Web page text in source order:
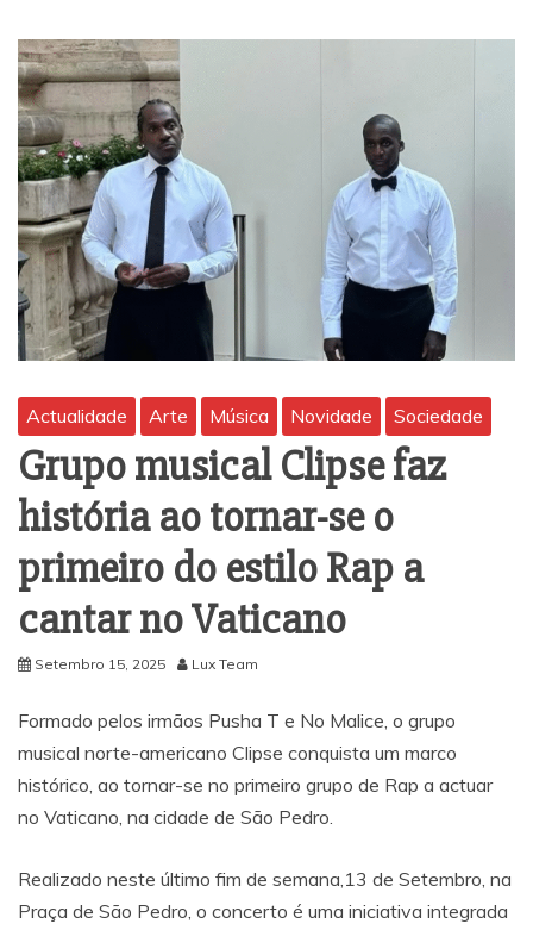
Actualidade Arte Música Novidade Sociedade
Grupo musical Clipse faz
história ao tornar-se o
primeiro do estilo Rap a
cantar no Vaticano
Setembro 15, 2025 Lux Team
Formado pelos irmãos Pusha T e No Malice, o grupo
musical norte-americano Clipse conquista um marco
histórico, ao tornar-se no primeiro grupo de Rap a actuar
no Vaticano, na cidade de São Pedro.
Realizado neste último fim de semana,13 de Setembro, na
Praça de São Pedro, o concerto é uma iniciativa integrada